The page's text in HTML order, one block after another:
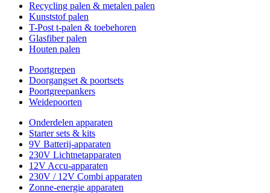
Recycling palen & metalen palen
Kunststof palen
T-Post t-palen & toebehoren
Glasfiber palen
Houten palen
Poortgrepen
Doorgangset & poortsets
Poortgreepankers
Weidepoorten
Onderdelen apparaten
Starter sets & kits
9V Batterij-apparaten
230V Lichtnetapparaten
12V Accu-apparaten
230V / 12V Combi apparaten
Zonne-energie apparaten